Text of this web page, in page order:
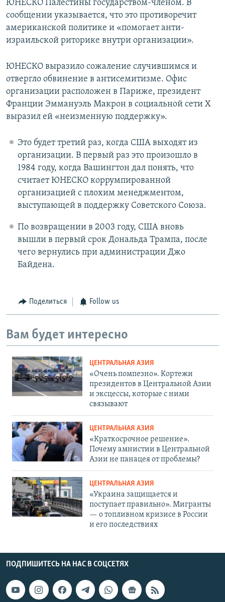
ЮНЕСКО Палестины государством-членом. В
сообщении указывается, что это противоречит
американской политике и «помогает анти-
израильской риторике внутри организации».
ЮНЕСКО выразило сожаление случившимся и
отвергло обвинение в антисемитизме. Офис
организации расположен в Париже, президент
Франции Эммануэль Макрон в социальной сети Х
выразил ей «неизменную поддержку».
Это будет третий раз, когда США выходят из
организации. В первый раз это произошло в
1984 году, когда Вашингтон дал понять, что
считает ЮНЕСКО коррумпированной
организацией с плохим менеджментом,
выступающей в поддержку Советского Союза.
По возвращении в 2003 году, США вновь
вышли в первый срок Дональда Трампа, после
чего вернулись при администрации Джо
Байдена.
Поделиться Follow us
Вам будет интересно
ЦЕНТРАЛЬНАЯ АЗИЯ
«Очень помпезно». Кортежи
президентов в Центральной Азии
и эксцессы, которые с ними
связывают
ЦЕНТРАЛЬНАЯ АЗИЯ
«Краткосрочное решение».
Почему амнистии в Центральной
Азии не панацея от проблемы?
ЦЕНТРАЛЬНАЯ АЗИЯ
«Украина защищается и
поступает правильно». Мигранты
— о топливном кризисе в России
и его последствиях
ПОДПИШИТЕСЬ НА НАС В СОЦСЕТЯХ